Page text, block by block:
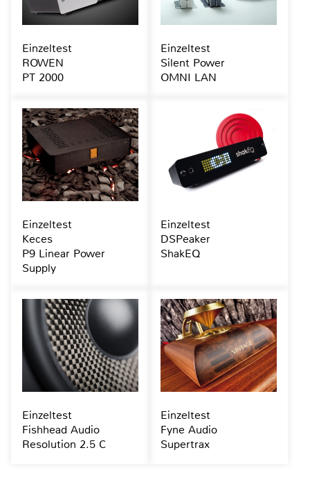
Einzeltest
ROWEN
PT 2000
Einzeltest
Silent Power
OMNI LAN
Einzeltest
Keces
P9 Linear Power
Supply
Einzeltest
DSPeaker
ShakEQ
Einzeltest
Fishhead Audio
Resolution 2.5 C
Einzeltest
Fyne Audio
Supertrax